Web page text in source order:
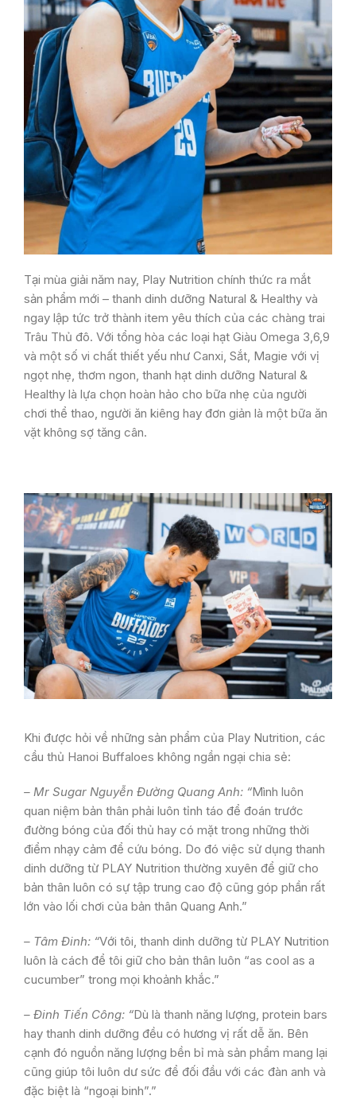
Tại mùa giải năm nay, Play Nutrition chính thức ra mắt
sản phẩm mới – thanh dinh dưỡng Natural & Healthy và
ngay lập tức trở thành item yêu thích của các chàng trai
Trâu Thủ đô. Với tổng hòa các loại hạt Giàu Omega 3,6,9
và một số vi chất thiết yếu như Canxi, Sắt, Magie với vị
ngọt nhẹ, thơm ngon, thanh hạt dinh dưỡng Natural &
Healthy là lựa chọn hoàn hảo cho bữa nhẹ của người
chơi thể thao, người ăn kiêng hay đơn giản là một bữa ăn
vặt không sợ tăng cân.
Khi được hỏi về những sản phẩm của Play Nutrition, các
cầu thủ Hanoi Buffaloes không ngần ngại chia sẻ:
– Mr Sugar Nguyễn Đường Quang Anh: “Mình luôn
quan niệm bản thân phải luôn tỉnh táo để đoán trước
đường bóng của đối thủ hay có mặt trong những thời
điểm nhạy cảm để cứu bóng. Do đó việc sử dụng thanh
dinh dưỡng từ PLAY Nutrition thường xuyên để giữ cho
bản thân luôn có sự tập trung cao độ cũng góp phần rất
lớn vào lối chơi của bản thân Quang Anh.”
– Tâm Đinh: “Với tôi, thanh dinh dưỡng từ PLAY Nutrition
luôn là cách để tôi giữ cho bản thân luôn “as cool as a
cucumber” trong mọi khoảnh khắc.”
– Đinh Tiến Công: “Dù là thanh năng lượng, protein bars
hay thanh dinh dưỡng đều có hương vị rất dễ ăn. Bên
cạnh đó nguồn năng lượng bền bỉ mà sản phẩm mang lại
cũng giúp tôi luôn dư sức để đối đầu với các đàn anh và
đặc biệt là “ngoại binh”.”